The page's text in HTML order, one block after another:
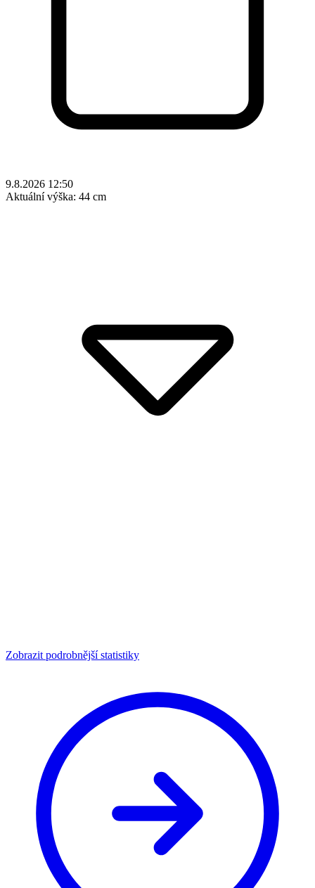
9.8.2026 12:50
Aktuální výška: 44 cm
Zobrazit podrobnější statistiky